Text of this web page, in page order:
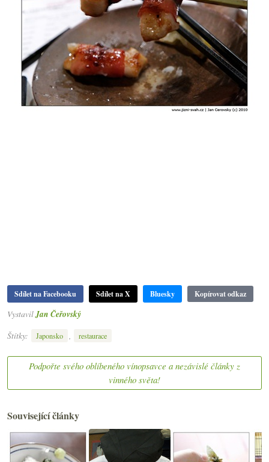
Sdílet na Facebooku Sdílet na X Bluesky Kopírovat odkaz
Vystavil Jan Čeřovský
Štítky:
Japonsko , restaurace
Podpořte svého oblíbeného vínopsavce a nezávislé články z
vinného světa!
Související články